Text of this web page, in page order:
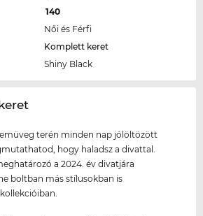
140
Női és Férfi
Komplett keret
Shiny Black
terén minden nap jólöltözött
hogy haladsz a divattal.
a 2024. év divatjára
boltban más stílusokban is